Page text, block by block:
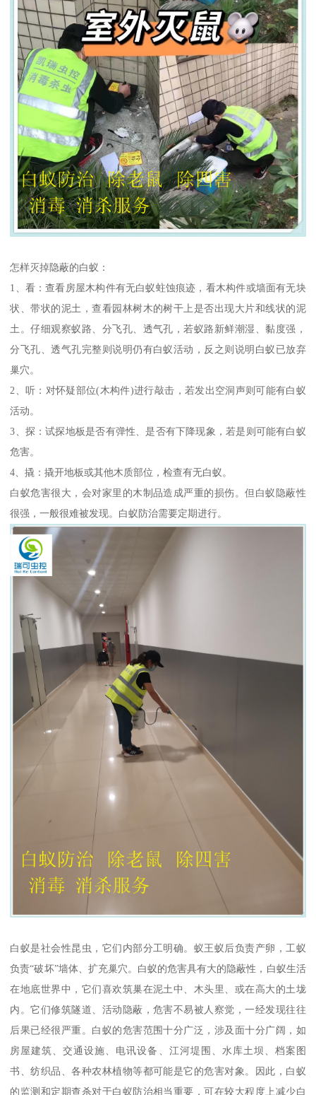
怎样灭掉隐蔽的白蚁：
1、看：查看房屋木构件有无白蚁蛀蚀痕迹，看木构件或墙面有无块
状、带状的泥土，查看园林树木的树干上是否出现大片和线状的泥
土。仔细观察蚁路、分飞孔、透气孔，若蚁路新鲜潮湿、黏度强，
分飞孔、透气孔完整则说明仍有白蚁活动，反之则说明白蚁已放弃
巢穴。
2、听：对怀疑部位(木构件)进行敲击，若发出空洞声则可能有白蚁
活动。
3、探：试探地板是否有弹性、是否有下降现象，若是则可能有白蚁
危害。
4、撬：撬开地板或其他木质部位，检查有无白蚁。
白蚁危害很大，会对家里的木制品造成严重的损伤。但白蚁隐蔽性
很强，一般很难被发现。白蚁防治需要定期进行。
白蚁是社会性昆虫，它们内部分工明确。蚁王蚁后负责产卵，工蚁
负责“破坏”墙体、扩充巢穴。白蚁的危害具有大的隐蔽性，白蚁生活
在地底世界中，它们喜欢筑巢在泥土中、木头里、或在高大的土垅
内。它们修筑隧道、活动隐蔽，危害不易被人察觉，一经发现往往
后果已经很严重。白蚁的危害范围十分广泛，涉及面十分广阔，如
房屋建筑、交通设施、电讯设备、江河堤围、水库土坝、档案图
书、纺织品、各种农林植物等都可能是它的危害对象。因此，白蚁
的监测和定期查杀对于白蚁防治相当重要，可在较大程度上减少白